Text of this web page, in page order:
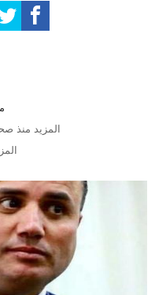
المزيد منذ